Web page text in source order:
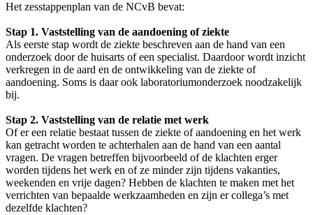
Het zesstappenplan van de NCvB bevat:
Stap 1. Vaststelling van de aandoening of ziekte
Als eerste stap wordt de ziekte beschreven aan de hand van een
onderzoek door de huisarts of een specialist. Daardoor wordt inzicht
verkregen in de aard en de ontwikkeling van de ziekte of
aandoening. Soms is daar ook laboratoriumonderzoek noodzakelijk
bij.
Stap 2. Vaststelling van de relatie met werk
Of er een relatie bestaat tussen de ziekte of aandoening en het werk
kan getracht worden te achterhalen aan de hand van een aantal
vragen. De vragen betreffen bijvoorbeeld of de klachten erger
worden tijdens het werk en of ze minder zijn tijdens vakanties,
weekenden en vrije dagen? Hebben de klachten te maken met het
verrichten van bepaalde werkzaamheden en zijn er collega’s met
dezelfde klachten?